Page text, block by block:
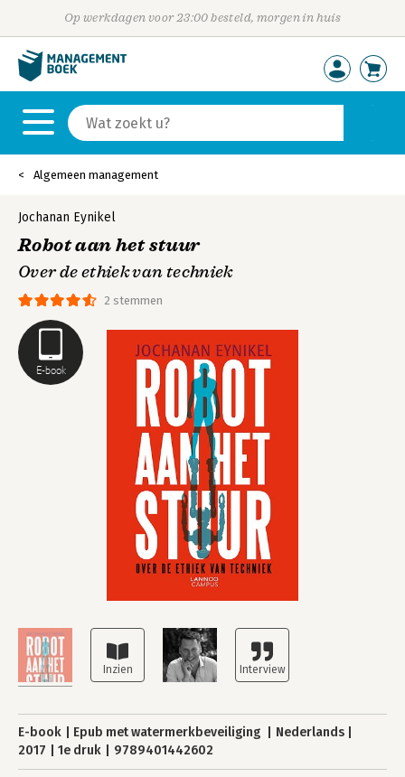
Op werkdagen voor 23:00 besteld, morgen in huis
Algemeen management
E-book
2 stemmen
Jochanan Eynikel
Robot aan het stuur
Over de ethiek van techniek
E-book Epub met watermerkbeveiliging
Nederlands
2017
1e druk 9789401442602